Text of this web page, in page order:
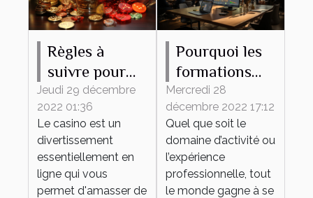
Règles à
suivre pour
gagner de
l'argent au
casino en
ligne
Jeudi 29 décembre
2022 01:36
Le casino est un
divertissement
essentiellement en
ligne qui vous
permet d'amasser de
Pourquoi les
formations
continues
sont-elles
importantes
pour une
entreprise ?
Mercredi 28
décembre 2022 17:12
Quel que soit le
domaine d’activité ou
l’expérience
professionnelle, tout
le monde gagne à se